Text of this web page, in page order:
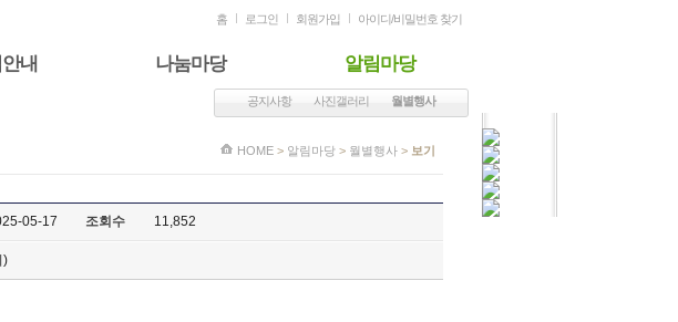
홈 로그인 회원가입 아이디/비밀번호 찾기
내 나눔마당 알림마당
공지사항 사진갤러리 월별행사
HOME > 알림마당 > 월별행사 > 보기
05-17 조회수 11,852
)